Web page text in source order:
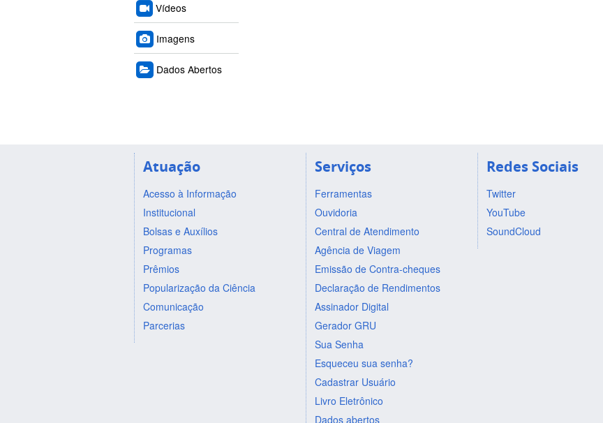
Vídeos
Imagens
Dados Abertos
Atuação
Acesso à Informação
Institucional
Bolsas e Auxílios
Programas
Prêmios
Popularização da Ciência
Comunicação
Parcerias
Serviços
Ferramentas
Ouvidoria
Central de Atendimento
Agência de Viagem
Emissão de Contra-cheques
Declaração de Rendimentos
Assinador Digital
Gerador GRU
Sua Senha
Esqueceu sua senha?
Cadastrar Usuário
Livro Eletrônico
Dados abertos
Redes Sociais
Twitter
YouTube
SoundCloud